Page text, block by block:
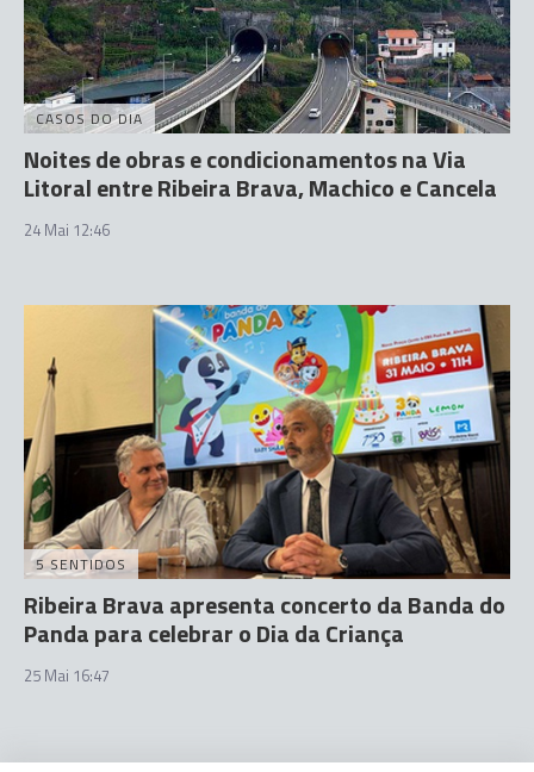
CASOS DO DIA
Noites de obras e condicionamentos na Via
Litoral entre Ribeira Brava, Machico e Cancela
24 Mai 12:46
5 SENTIDOS
Ribeira Brava apresenta concerto da Banda do
Panda para celebrar o Dia da Criança
25 Mai 16:47